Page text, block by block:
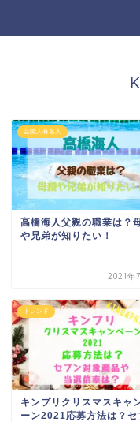
芸能人有名人
高橋海人父親の職業は？
や兄弟が知りたい！
2021年
トレンド
キンプリクリスマスキャ
ーン2021応募方法は？セ